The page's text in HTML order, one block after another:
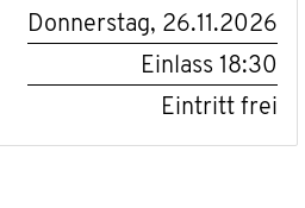
Donnerstag, 26.11.2026
Einlass 18:30
Eintritt frei